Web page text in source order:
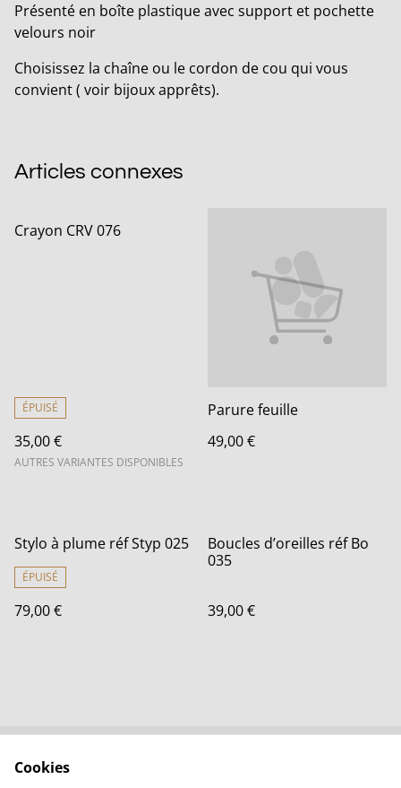
Présenté en boîte plastique avec support et pochette
velours noir
Choisissez la chaîne ou le cordon de cou qui vous
convient ( voir bijoux apprêts).
Articles connexes
Crayon CRV 076
ÉPUISÉ
35,00 €
AUTRES VARIANTES DISPONIBLES
Parure feuille
49,00 €
Stylo à plume réf Styp 025
ÉPUISÉ
79,00 €
Boucles d’oreilles réf Bo
035
39,00 €
Cookies